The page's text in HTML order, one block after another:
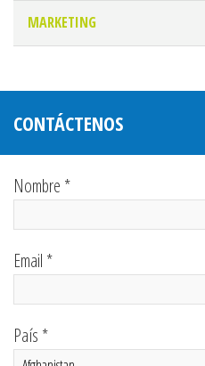
MARKETING
CONTÁCTENOS
Nombre *
Email *
País *